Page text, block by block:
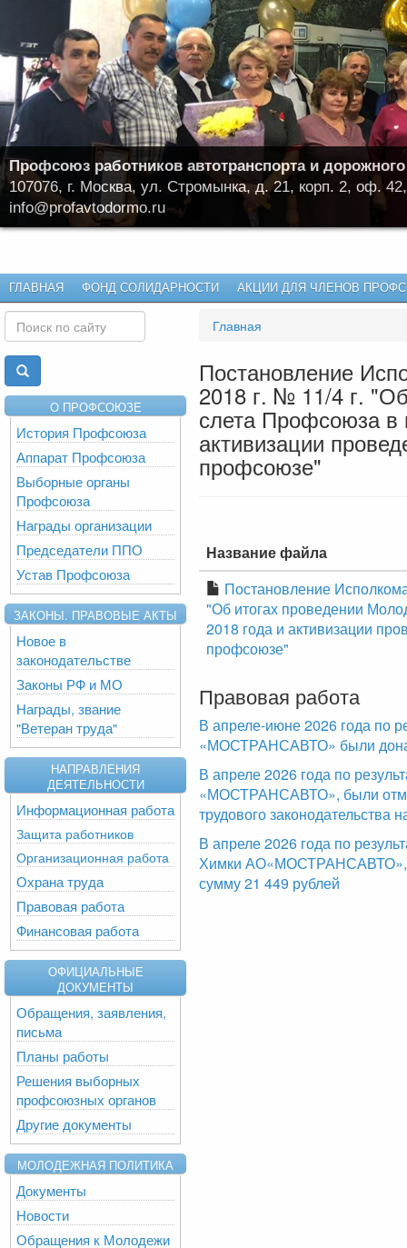
Профсоюз работников автотранспорта и
107076, г. Москва, ул. Стромынка, д. 21, корп. 2, оф.
info@profavtodormo.ru
ГЛАВНАЯ ФОНД СОЛИДАРНОСТИ АКЦИИ ДЛЯ ЧЛЕНОВ
О ПРОФСОЮЗЕ
История Профсоюза
Аппарат Профсоюза
Выборные органы
Профсоюза
Награды организации
Председатели ППО
Устав Профсоюза
ЗАКОНЫ. ПРАВОВЫЕ АКТЫ
Новое в
законодательстве
Законы РФ и МО
Награды, звание
"Ветеран труда"
НАПРАВЛЕНИЯ
ДЕЯТЕЛЬНОСТИ
Информационная работа
Защита работников
Организационная работа
Охрана труда
Правовая работа
Финансовая работа
ОФИЦИАЛЬНЫЕ
ДОКУМЕНТЫ
Обращения, заявления,
письма
Планы работы
Решения выборных
профсоюзных органов
Другие документы
МОЛОДЕЖНАЯ ПОЛИТИКА
Документы
Новости
Обращения к Молодежи
Главная
Постановление
2018 г. № 11/4 г.
слета Профсоюза в
активизации
профсоюзе"
Название файла
Постановление
"Об итогах проведении
2018 года и активизации
профсоюзе"
Правовая работа
В апреле-июне 2026 года по
«МОСТРАНСАВТО» были
В апреле 2026 года по
«МОСТРАНСАВТО», были
трудового
В апреле 2026 года по
Химки АО«МОСТРАНСАВТО»,
сумму 21 449 рублей